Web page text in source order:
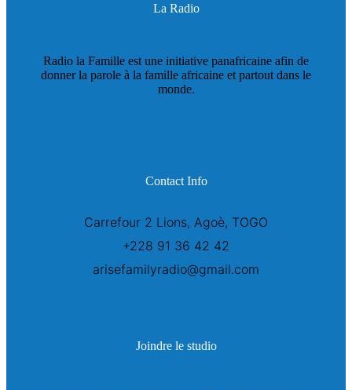
La Radio
Radio la Famille est une initiative panafricaine afin de
donner la parole à la famille africaine et partout dans le
monde.
Contact Info
Carrefour 2 Lions, Agoè, TOGO
+228 91 36 42 42
arisefamilyradio@gmail.com
Joindre le studio